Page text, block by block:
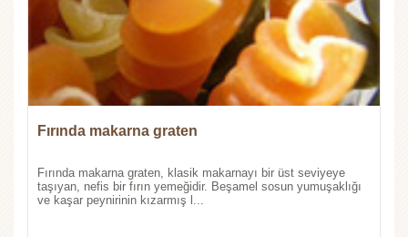
Fırında makarna graten
Fırında makarna graten, klasik makarnayı bir üst seviyeye
taşıyan, nefis bir fırın yemeğidir. Beşamel sosun yumuşaklığı
ve kaşar peynirinin kızarmış l...